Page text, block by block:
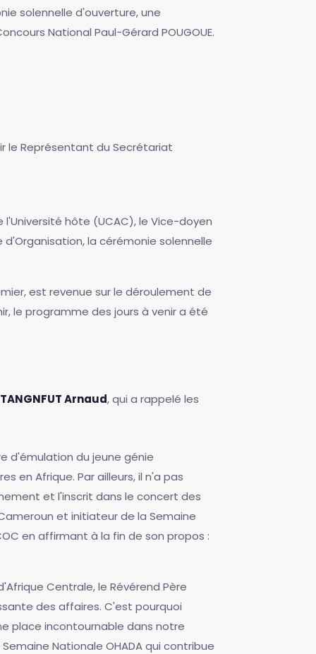
solennelle d'ouverture, une
National Paul-Gérard POUGOUE.
le Représentant du Secrétariat
hôte (UCAC), le Vice-doyen
la cérémonie solennelle
est revenue sur le déroulement de
le programme des jours à venir a été
TANGNFUT Arnaud, qui a rappelé les
d'émulation du jeune génie
en Afrique. Par ailleurs, il n'a pas
et l'inscrit dans le concert des
et initiateur de la Semaine
en affirmant à la fin de son propos :
Centrale, le Révérend Père
des affaires. C'est pourquoi
place incontournable dans notre
Nationale OHADA qui contribue